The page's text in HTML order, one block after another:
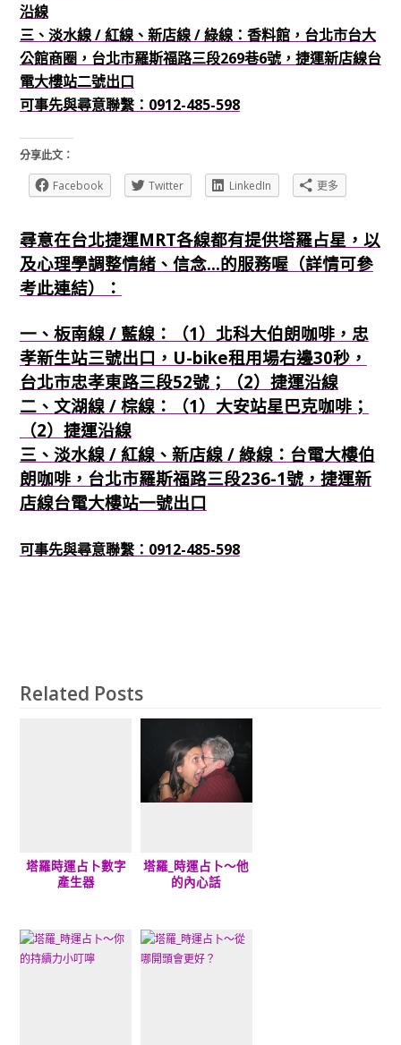
沿線
三、淡水線 / 紅線、新店線 / 綠線：香料館，台北市台大
公館商圈，台北市羅斯福路三段269巷6號，捷運新店線台
電大樓站二號出口
可事先與尋意聯繫：0912-485-598
分享此文：
Facebook
Twitter LinkedIn 更多
尋意在台北捷運MRT各線都有提供塔羅占星，以
及心理學調整情緒、信念...的服務喔（詳情可參
考此連結）：
一、板南線 / 藍線：（1）北科大伯朗咖啡，忠
孝新生站三號出口，U-bike租用場右邊30秒，
台北市忠孝東路三段52號；（2）捷運沿線
二、文湖線 / 棕線：（1）大安站星巴克咖啡；
（2）捷運沿線
三、淡水線 / 紅線、新店線 / 綠線：台電大樓伯
朗咖啡，台北市羅斯福路三段236-1號，捷運新
店線台電大樓站一號出口
可事先與尋意聯繫：0912-485-598
Related Posts
塔羅時運占卜數字
產生器
塔羅_時運占卜～他
的內心話